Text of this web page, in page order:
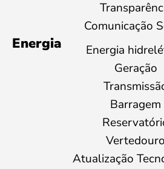
Comunicação
Energia
Energia
Geração
Barragem
Vertedouro
Atualização